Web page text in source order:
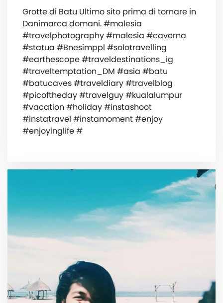
Grotte di Batu Ultimo sito prima di tornare in
Danimarca domani. #malesia
#travelphotography #malesia #caverna
#statua #Bnesimppl #solotravelling
#earthescope #traveldestinations_ig
#traveltemptation_DM #asia #batu
#batucaves #traveldiary #travelblog
#picoftheday #travelguy #kualalumpur
#vacation #holiday #instashoot
#instatravel #instamoment #enjoy
#enjoyinglife #